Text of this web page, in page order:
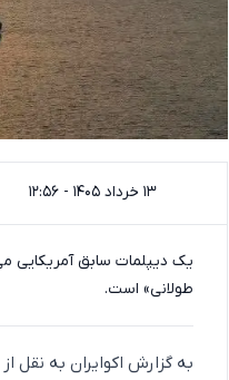
۱۳ خرداد ۱۴۰۵ - ۱۲:۵۶
یک دیپلمات سابق آمریکایی
طولانی» است.
به گزارش اکوایران به نقل